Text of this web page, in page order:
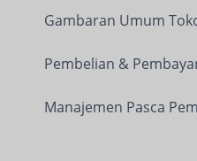
Gambaran Umum
Pembelian &
Manajemen Pasca